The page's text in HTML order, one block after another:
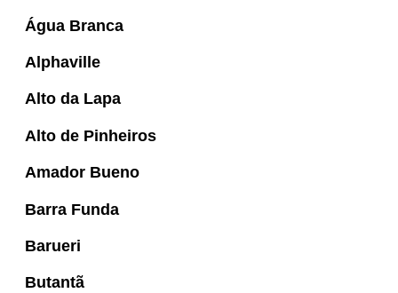
Água Branca
Alphaville
Alto da Lapa
Alto de Pinheiros
Amador Bueno
Barra Funda
Barueri
Butantã